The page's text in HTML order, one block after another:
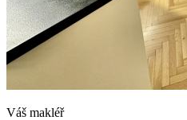
Váš makléř